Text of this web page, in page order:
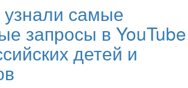
самые
запросы в YouTube
детей и